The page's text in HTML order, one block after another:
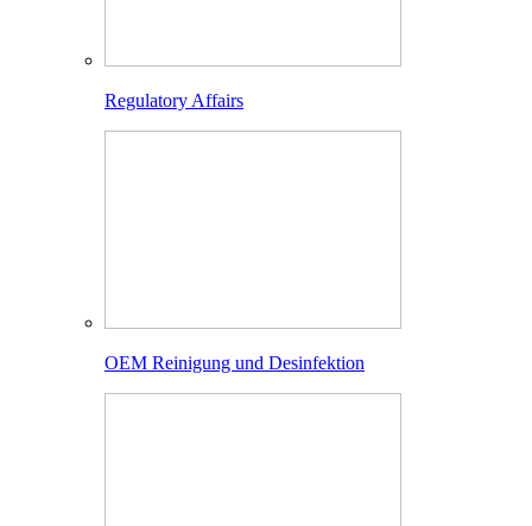
Regulatory Affairs
OEM Reinigung und Desinfektion